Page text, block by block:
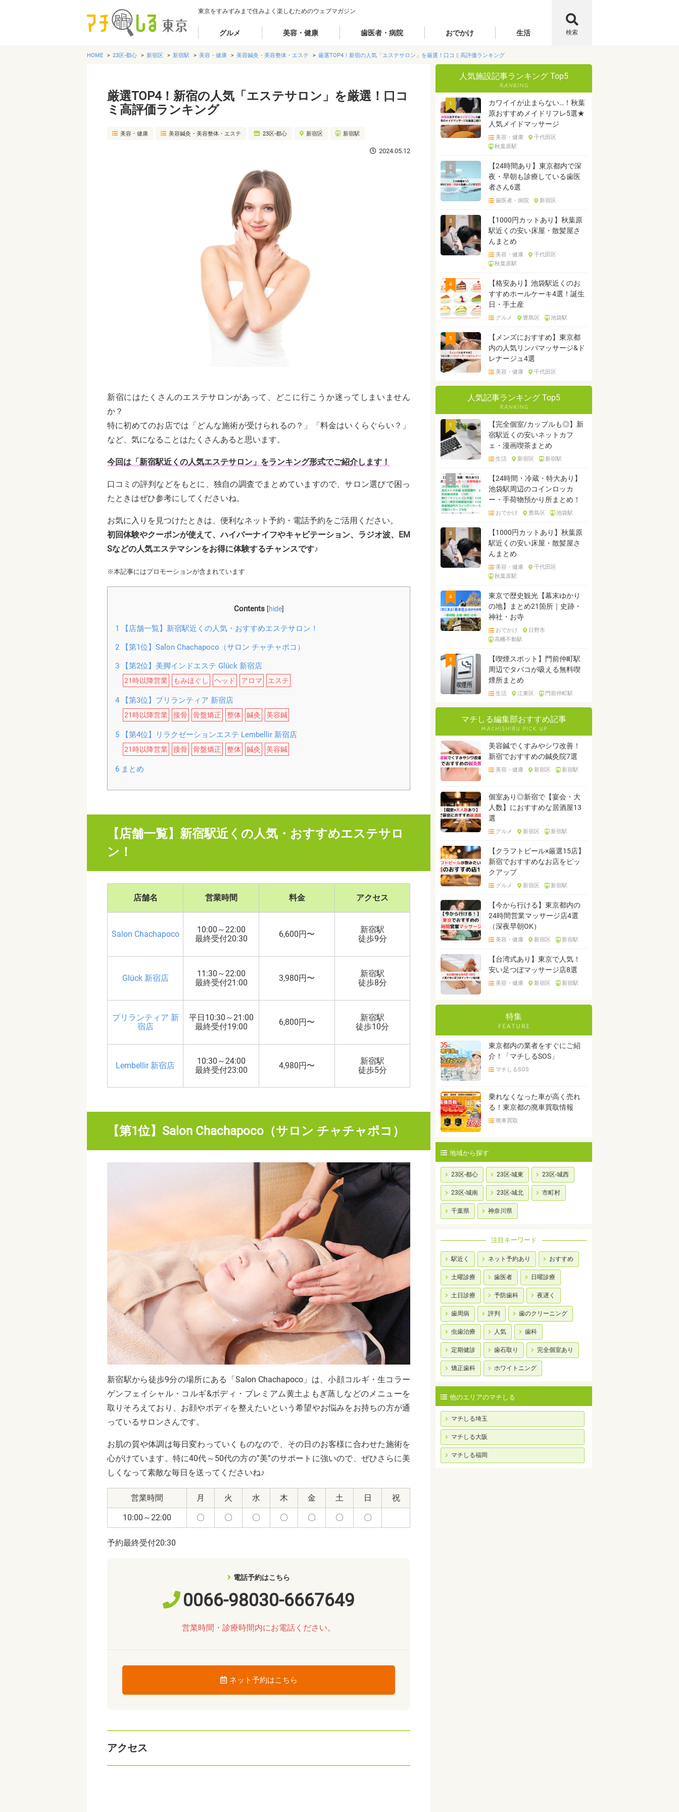
東京をすみずみまで住みよく楽しむためのウェブマガジン
グルメ 美容・健康 歯医者・病院 おでかけ 生活 検索
HOME 23区-都心 新宿区 新宿駅 美容・健康 美容鍼灸・美容整体・エステ 厳選TOP4！新宿の人気「エステサロン」を厳選！口コミ高評価ランキング
厳選TOP4！新宿の人気「エステサロン」を厳選！口コ
ミ高評価ランキング
美容・健康 美容鍼灸・美容整体・エステ 23区-都心 新宿区 新宿駅
2024.05.12
新宿にはたくさんのエステサロンがあって、どこに行こうか迷ってしまいません
か？
特に初めてのお店では「どんな施術が受けられるの？」「料金はいくらぐらい？」
など、気になることはたくさんあると思います。
今回は「新宿駅近くの人気エステサロン」をランキング形式でご紹介します！
口コミの評判などをもとに、独自の調査でまとめていますので、サロン選びで困っ
たときはぜひ参考にしてくださいね。
お気に入りを見つけたときは、便利なネット予約・電話予約をご活用ください。
初回体験やクーポンが使えて、ハイパーナイフやキャビテーション、ラジオ波、EM
Sなどの人気エステマシンをお得に体験するチャンスです♪
※本記事にはプロモーションが含まれています
Contents [hide]
1 【店舗一覧】新宿駅近くの人気・おすすめエステサロン！
2【第1位】Salon Chachapoco（サロン チャチャポコ）
3【第2位】美脚インドエステ Glück 新宿店
21時以降営業 もみほぐし ヘッド アロマ エステ
4【第3位】プリランティア 新宿店
21時以降営業 接骨 骨盤矯正 整体 鍼灸 美容鍼
5【第4位】リラクゼーションエステ Lembellir 新宿店
21時以降営業 接骨 骨盤矯正 整体 鍼灸 美容鍼
6まとめ
【店舗一覧】新宿駅近くの人気・おすすめエステサロ
ン！
店舗名 営業時間 料金 アクセス
Salon Chachapoco
10:00～22:00
最終受付20:30
6,600円〜
新宿駅
徒歩9分
Glück 新宿店
11:30～22:00
最終受付21:00
3,980円〜
新宿駅
徒歩8分
プリランティア 新
宿店
平日10:30～21:00
最終受付19:00
6,800円〜
新宿駅
徒歩10分
Lembellir 新宿店
10:30～24:00
最終受付23:00
4,980円〜
新宿駅
徒歩5分
【第1位】Salon Chachapoco（サロン チャチャポコ）
新宿駅から徒歩9分の場所にある「Salon Chachapoco」は、小顔コルギ・生コラー
ゲンフェイシャル・コルギ&ボディ・プレミアム黄土よもぎ蒸しなどのメニューを
取りそろえており、お顔やボディを整えたいという希望やお悩みをお持ちの方が通
っているサロンさんです。
お肌の質や体調は毎日変わっていくものなので、その日のお客様に合わせた施術を
心がけています。特に40代～50代の方の”美”のサポートに強いので、ぜひさらに美
しくなって素敵な毎日を送ってくださいね♪
営業時間 月 火 水 木 金 土 日 祝
10:00～22:00 〇 〇 〇 〇 〇 〇 〇
予約最終受付20:30
電話予約はこちら
0066-98030-6667649
営業時間・診療時間内にお電話ください。
ネット予約はこちら
アクセス
人気施設記事ランキング Top5
1
カワイイが止まらない…！秋葉
原おすすめメイドリフレ5選★
人気メイドマッサージ
美容・健康
千代田区
秋葉原駅
2
【24時間あり】東京都内で深
夜・早朝も診療している歯医
者さん6選
歯医者・病院 新宿区
3
【1000円カットあり】秋葉原
駅近くの安い床屋・散髪屋さ
んまとめ
美容・健康
千代田区
秋葉原駅
4
【格安あり】池袋駅近くのお
すすめホールケーキ4選！誕生
日・手土産
グルメ 豊島区 池袋駅
5
【メンズにおすすめ】東京都
内の人気リンパマッサージ&ド
レナージュ4選
美容・健康 千代田区
人気記事ランキング Top5
1
【完全個室/カップルも◎】新
宿駅近くの安いネットカフ
ェ・漫画喫茶まとめ
生活 新宿区 新宿駅
2
【24時間・冷蔵・特大あり】
池袋駅周辺のコインロッカ
ー・手荷物預かり所まとめ！
おでかけ 豊島区 池袋駅
3
【1000円カットあり】秋葉原
駅近くの安い床屋・散髪屋さ
んまとめ
美容・健康
千代田区
秋葉原駅
4
東京で歴史観光【幕末ゆかり
の地】まとめ21箇所｜史跡・
神社・お寺
おでかけ
日野市
高幡不動駅
5
【喫煙スポット】門前仲町駅
周辺でタバコが吸える無料喫
煙所まとめ
生活 江東区 門前仲町駅
マチしる編集部おすすめ記事
美容鍼でくすみやシワ改善！
新宿でおすすめの鍼灸院7選
美容・健康 新宿区 新宿駅
個室あり◎新宿で【宴会・大
人数】におすすめな居酒屋13
選
グルメ 新宿区 新宿駅
【クラフトビール×厳選15店】
新宿でおすすめなお店をピッ
クアップ
グルメ 新宿区 新宿駅
【今から行ける】東京都内の
24時間営業マッサージ店4選
（深夜早朝OK）
美容・健康 新宿区 新宿駅
【台湾式あり】東京で人気！
安い足つぼマッサージ店8選
美容・健康 新宿区 新宿駅
特集
東京都内の業者をすぐにご紹
介！「マチしるSOS」
マチしるSOS
乗れなくなった車が高く売れ
る！東京都の廃車買取情報
廃車買取
地域から探す
23区-都心 23区-城東 23区-城西
23区-城南 23区-城北 市町村
千葉県 神奈川県
注目キーワード
駅近く ネット予約あり おすすめ
土曜診療 歯医者 日曜診療
土日診療 予防歯科 夜遅く
歯周病 評判 歯のクリーニング
虫歯治療 人気 歯科
定期健診 歯石取り 完全個室あり
矯正歯科 ホワイトニング
他のエリアのマチしる
マチしる埼玉
マチしる大阪
マチしる福岡